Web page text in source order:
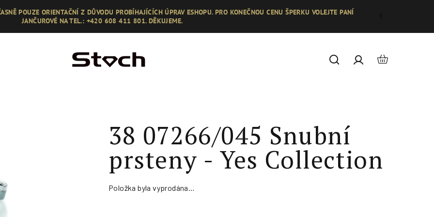
POUZE ORIENTAČNÍ Z DŮVODU PROBÍHAJÍCÍCH ÚPRAV ESHOPU. PRO KONEČNOU CENU ŠPERKU VOLEJTE PANÍ
JANČUROVÉ NA TEL.: +420 608 411 801. DĚKUJEME.
HledatPřihlášení
Nákupní
38 07266/045 Snubní
prsteny - Yes Collection
Položka byla vyprodána…